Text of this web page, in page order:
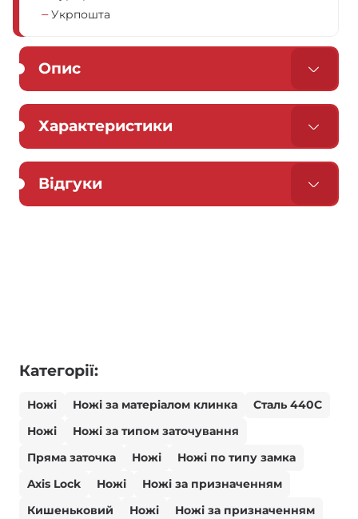
Укрпошта
Опис
Характеристики
Відгуки
Категорії:
Ножі Ножі за матеріалом клинка
Сталь 440С
Ножі
Ножі за типом заточування
Пряма заточка
Ножі
Ножі по типу замка
Axis Lock
Ножі
Ножі за призначенням
Кишеньковий
Ножі
Ножі за призначенням